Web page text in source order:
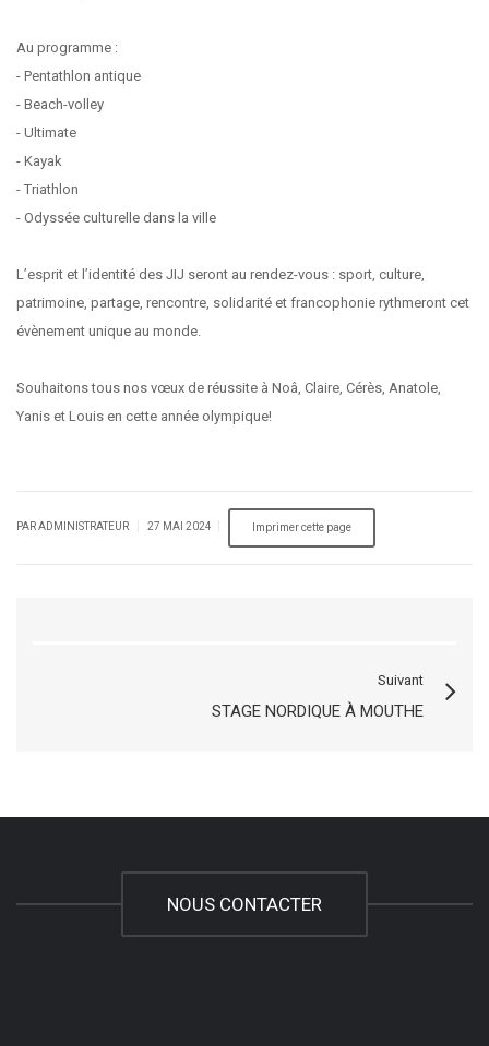
Au programme :
- Pentathlon antique
- Beach-volley
- Ultimate
- Kayak
- Triathlon
- Odyssée culturelle dans la ville
L’esprit et l’identité des JIJ seront au rendez-vous : sport, culture,
patrimoine, partage, rencontre, solidarité et francophonie rythmeront cet
évènement unique au monde.
Souhaitons tous nos vœux de réussite à Noâ, Claire, Cérès, Anatole,
Yanis et Louis en cette année olympique!
PAR ADMINISTRATEUR 27 MAI 2024
Suivant
STAGE NORDIQUE À MOUTHE
NOUS CONTACTER